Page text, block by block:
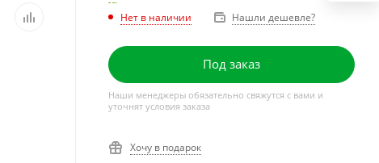
Нет в наличии Нашли дешевле?
Под заказ
Наши менеджеры обязательно свяжутся с вами и
уточнят условия заказа
Хочу в подарок